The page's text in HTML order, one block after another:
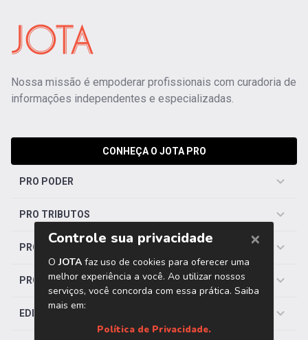
Nossa missão é empoderar profissionais com curadoria de
informações independentes e especializadas.
CONHEÇA O JOTA PRO
PRO PODER
PRO TRIBUTOS
PRO TRABALHISTA
PRO SAÚDE
EDITORIAS